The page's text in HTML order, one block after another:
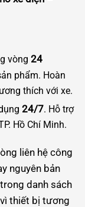
vòng 24
phẩm. Hoàn
thích với xe.
24/7. Hỗ trợ
Hồ Chí Minh.
liên hệ công
nguyên bản
danh sách
thiết bị tương